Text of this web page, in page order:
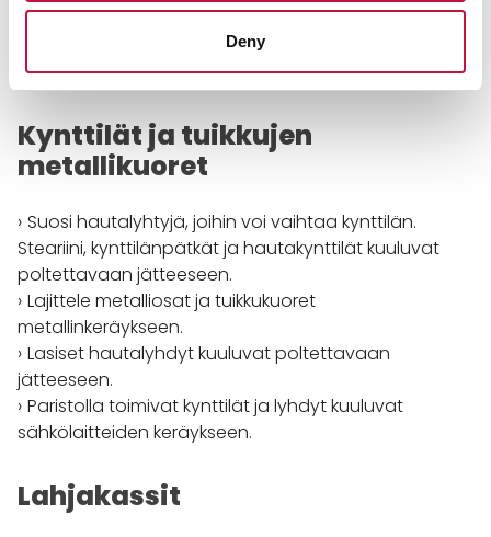
Deny
oleva paperimainen levy.
Lajittele konvehtirasian muovikääre ja muovinen
kenno muovipakkauskeräykseen.
Kynttilät ja tuikkujen
metallikuoret
Suosi hautalyhtyjä, joihin voi vaihtaa kynttilän.
Steariini, kynttilänpätkät ja hautakynttilät kuuluvat
poltettavaan jätteeseen.
Lajittele metalliosat ja tuikkukuoret
metallinkeräykseen.
Lasiset hautalyhdyt kuuluvat poltettavaan
jätteeseen.
Paristolla toimivat kynttilät ja lyhdyt kuuluvat
sähkölaitteiden keräykseen.
Lahjakassit